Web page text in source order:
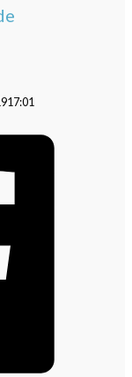
17:01